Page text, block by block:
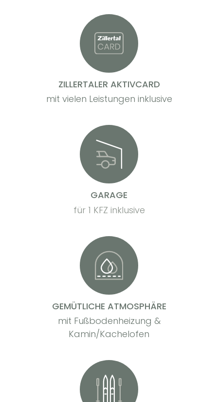
ZILLERTALER AKTIVCARD
mit vielen Leistungen inklusive
GARAGE
für 1 KFZ inklusive
GEMÜTLICHE ATMOSPHÄRE
mit Fußbodenheizung &
Kamin/Kachelofen